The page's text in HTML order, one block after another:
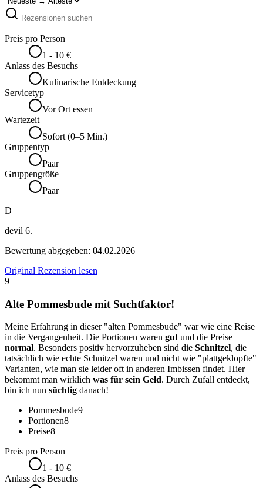
Preis pro Person
1 - 10 €
Anlass des Besuchs
Kulinarische Entdeckung
Servicetyp
Vor Ort essen
Wartezeit
Sofort (0–5 Min.)
Gruppentyp
Paar
Gruppengröße
Paar
D
devil 6.
Bewertung abgegeben: 04.02.2026
Original Rezension lesen
9
Alte Pommesbude mit Suchtfaktor!
Meine Erfahrung in dieser "alten Pommesbude" war wie eine Reise
in die Vergangenheit. Die Portionen waren gut und die Preise
normal. Besonders positiv hervorzuheben sind die Schnitzel, die
tatsächlich wie echte Schnitzel waren und nicht wie "plattgeklopfte"
Varianten, wie man sie leider oft in anderen Imbissen findet. Hier
bekommt man wirklich was für sein Geld. Durch Zufall entdeckt,
bin ich nun süchtig danach!
Pommesbude9
Portionen8
Preise8
Preis pro Person
1 - 10 €
Anlass des Besuchs